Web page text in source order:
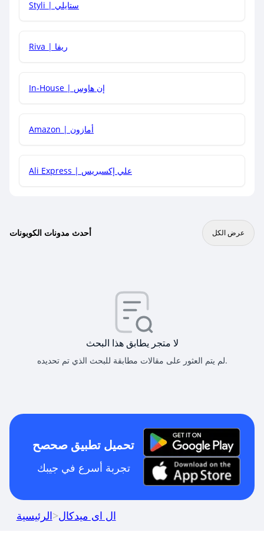
هل يمكنني جمع كود خصم مع العروض الأخرى؟
Styli | ستايلي
Riva | ريفا
In-House | إن هاوس
Amazon | أمازون
Ali Express | علي إكسبريس
أحدث مدونات الكوبونات عرض الكل
لا متجر يطابق هذا البحث
لم يتم العثور على مقالات مطابقة للبحث الذي تم تحديده.
تحميل تطبيق صحصح
تجربة أسرع في جيبك
الرئيسية>ال اى ميدكال